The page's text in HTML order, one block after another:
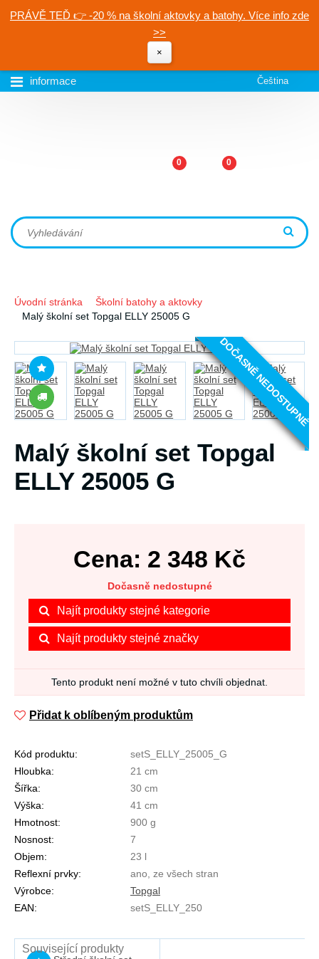
PRÁVĚ TEĎ 👉 -20 % na školní aktovky a batohy. Více info zde
>>
×
informace Čeština
0 0
Úvodní stránka
Školní batohy a aktovky
Malý školní set Topgal ELLY 25005 G
DOČASNĚ NEDOSTUPNÉ
Malý školní set Topgal
ELLY 25005 G
Cena: 2 348 Kč
Dočasně nedostupné
Najít produkty stejné kategorie
Najít produkty stejné značky
Tento produkt není možné v tuto chvíli objednat.
Přidat k oblíbeným produktům
Kód produktu:
setS_ELLY_25005_G
Hloubka:
21 cm
Šířka:
30 cm
Výška:
41 cm
Hmotnost:
900 g
Nosnost:
7
Objem:
23 l
Reflexní prvky:
ano, ze všech stran
Výrobce:
Topgal
EAN:
setS_ELLY_250
Související produkty